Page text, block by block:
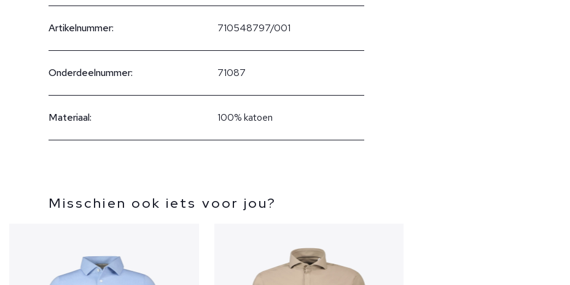
Artikelnummer: 710548797/001
Onderdeelnummer: 71087
Materiaal: 100% katoen
Misschien ook iets voor jou?